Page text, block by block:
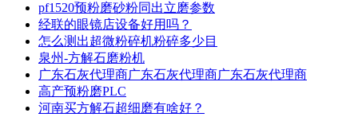
pf1520预粉磨砂粉同出立磨参数
经联的眼镜店设备好用吗？
怎么测出超微粉碎机粉碎多少目
泉州-方解石磨粉机
广东石灰代理商广东石灰代理商广东石灰代理商
高产预粉磨PLC
河南买方解石超细磨有啥好？